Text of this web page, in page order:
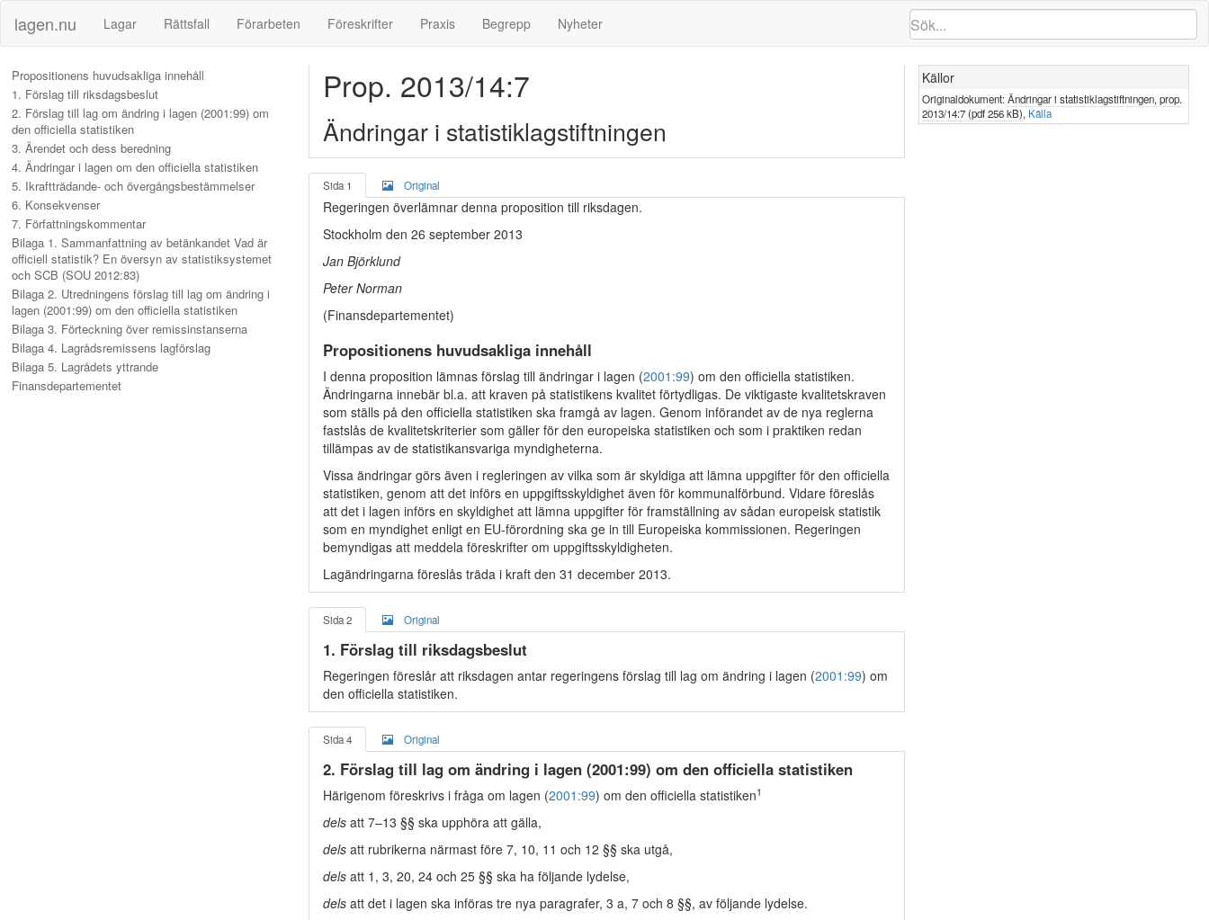
lagen.nu Lagar Rättsfall Förarbeten Föreskrifter Praxis Begrepp Nyheter
Propositionens huvudsakliga innehåll
1. Förslag till riksdagsbeslut
2. Förslag till lag om ändring i lagen (2001:99) om
den officiella statistiken
3. Ärendet och dess beredning
4. Ändringar i lagen om den officiella statistiken
5. Ikraftträdande- och övergångsbestämmelser
6. Konsekvenser
7. Författningskommentar
Bilaga 1. Sammanfattning av betänkandet Vad är
officiell statistik? En översyn av statistiksystemet
och SCB (SOU 2012:83)
Bilaga 2. Utredningens förslag till lag om ändring i
lagen (2001:99) om den officiella statistiken
Bilaga 3. Förteckning över remissinstanserna
Bilaga 4. Lagrådsremissens lagförslag
Bilaga 5. Lagrådets yttrande
Finansdepartementet
Prop. 2013/14:7
Ändringar i statistiklagstiftningen
Källor
Originaldokument:Ändringar i statistiklagstiftningen, prop.
2013/14:7 (pdf 256 kB), Källa
Sida 1 Original
Regeringen överlämnar denna proposition till riksdagen.
Stockholm den 26 september 2013
Jan Björklund
Peter Norman
(Finansdepartementet)
Propositionens huvudsakliga innehåll
I denna proposition lämnas förslag till ändringar i lagen (2001:99) om den officiella statistiken.
Ändringarna innebär bl.a. att kraven på statistikens kvalitet förtydligas. De viktigaste kvalitetskraven
som ställs på den officiella statistiken ska framgå av lagen. Genom införandet av de nya reglerna
fastslås de kvalitetskriterier som gäller för den europeiska statistiken och som i praktiken redan
tillämpas av de statistikansvariga myndigheterna.
Vissa ändringar görs även i regleringen av vilka som är skyldiga att lämna uppgifter för den officiella
statistiken, genom att det införs en uppgiftsskyldighet även för kommunalförbund. Vidare föreslås
att det i lagen införs en skyldighet att lämna uppgifter för framställning av sådan europeisk statistik
som en myndighet enligt en EU-förordning ska ge in till Europeiska kommissionen. Regeringen
bemyndigas att meddela föreskrifter om uppgiftsskyldigheten.
Lagändringarna föreslås träda i kraft den 31 december 2013.
Sida 2 Original
1. Förslag till riksdagsbeslut
Regeringen föreslår att riksdagen antar regeringens förslag till lag om ändring i lagen (2001:99) om
den officiella statistiken.
Sida 4 Original
2. Förslag till lag om ändring i lagen (2001:99) om den officiella statistiken
Härigenom föreskrivs i fråga om lagen (2001:99) om den officiella statistiken1
dels att 7–13 §§ ska upphöra att gälla,
dels att rubrikerna närmast före 7, 10, 11 och 12 §§ ska utgå,
dels att 1, 3, 20, 24 och 25 §§ ska ha följande lydelse,
dels att det i lagen ska införas tre nya paragrafer, 3 a, 7 och 8 §§, av följande lydelse.